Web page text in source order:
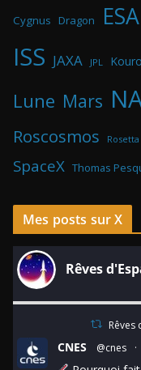
Cygnus Dragon ESA
ISS JAXA JPL
Lune Mars
Roscosmos Rosetta
SpaceX Thomas
Mes posts sur X
Rêves
Rêves
CNES @cnes ·